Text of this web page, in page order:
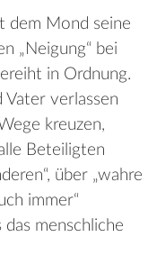
dem Mond seine
„Neigung“ bei
in Ordnung.
verlassen
kreuzen,
Beteiligten
über „wahre
immer“
menschliche